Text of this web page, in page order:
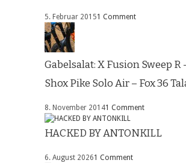
5. Februar 20151 Comment
Gabelsalat: X Fusion Sweep R
Shox Pike Solo Air – Fox 36
8. November 20141 Comment
HACKED BY ANTONKILL
6. August 20261 Comment